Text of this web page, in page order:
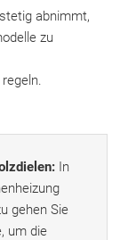
abnimmt,
zu
In
gehen Sie
um die